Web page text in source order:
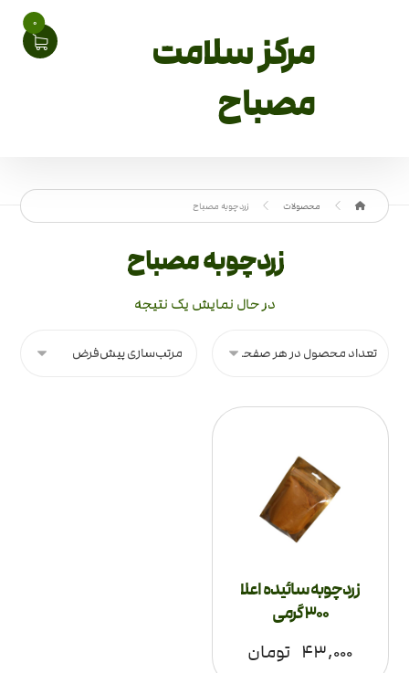
مرکز سلامت
مصباح
0
محصولات زردچوبه مصباح
زردچوبه مصباح
در حال نمایش یک نتیجه
زردچوبه سائیده اعلا
300 گرمی
۴۳,۰۰۰ تومان